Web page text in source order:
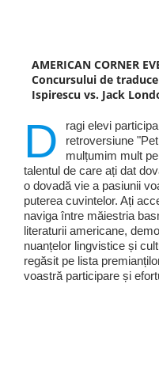
AMERICAN CORNER
Concursului de
Ispirescu vs. Jack
D
ragi elevi
retroversiune
mulțumim mult
talentul de care ați dat
o dovadă vie a pasiunii
puterea cuvintelor. Ați
naviga între măiestria
literaturii americane,
nuanțelor lingvistice și
regăsit pe lista
voastră participare și